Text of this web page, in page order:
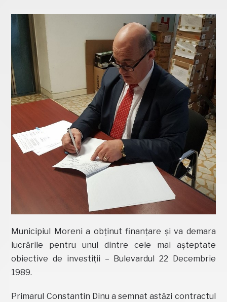
Municipiul Moreni a obținut finanțare și va demara
lucrările pentru unul dintre cele mai așteptate
obiective de investiții – Bulevardul 22 Decembrie
1989.
Primarul Constantin Dinu a semnat astăzi contractul